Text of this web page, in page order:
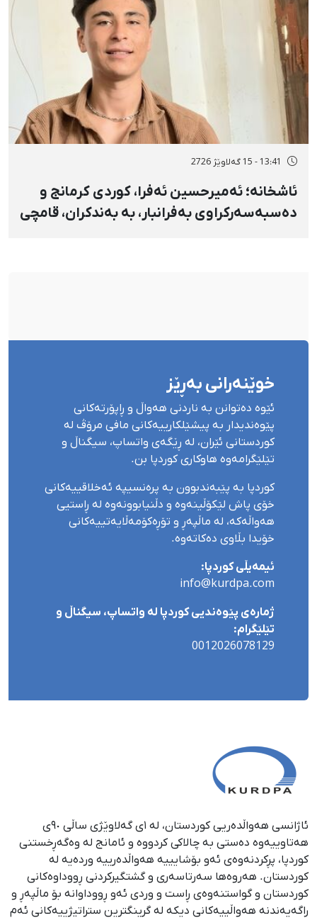
13:41 - 15 گەلاوێژ 2726
ئاشخانە؛ ئەمیرحسین ئەفرا، کوردی کرمانج و
دەسبەسەرکراوی بەفرانبار، بە بەندکران، قامچی
خوێنەرانی بەڕێز
ئێوە دەتوانن بە ناردنی هەواڵ و ڕاپۆرتەکانی
پێوەندیدار بە پیشێلکارییەکانی مافی مرۆڤ لە
کوردستانی ئێران، لە ڕێگەی واتساپ، سیگناڵ و
تێلێگرامەوە هاوکاری کوردپا بن.
کوردپا بە پێبەندبوون بە پرەنسیپە ئەخلاقییەکانی
خۆی پاش لێکۆڵینەوە و دڵنیابوونەوە لە ڕاستیی
هەواڵەکە، لە ماڵپەڕ و تۆڕەکۆمەڵایەتییەکانی
خۆیدا بڵاوی دەکاتەوە.
ئیمەیڵی کوردپا:
info@kurdpa.com
ژمارەی پێوەندیی کوردپا لە واتساپ، سیگناڵ و
تێلێگرام:
0012026078129
ئاژانسی هەواڵدەریی کوردستان، لە ١ی گەلاوێژی ساڵی ٩٠ی
هەتاوییەوە دەستی بە چالاکی کردووە و ئامانج لە وەگەڕخستنی
كوردپا، پڕكردنەوەی ئەو بۆشایییە هەواڵدەرییە وردەیە لە
كوردستان. هەروەها سەرتاسەری و گشتگیركردنی ڕووداوەكانی
كوردستان و گواستنەوەی ڕاست و وردی ئەو ڕووداوانە بۆ ماڵپەڕ و
ڕاگەیەندنە هەواڵییەكانی دیكە لە گرینگترین ستراتیژییەكانی ئەم